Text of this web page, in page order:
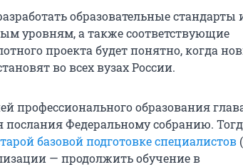
образовательные стандарты
уровням, а также соответствующие
проекта будет понятно, когда
во всех вузах России.
профессионального образования
послания Федеральному собранию.
базовой подготовке специалистов
— продолжить обучение в